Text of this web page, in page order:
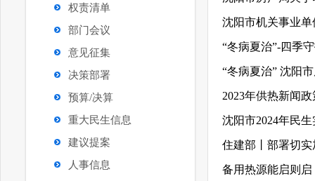
权责清单
部门会议
意见征集
决策部署
预算/决算
重大民生信息
建议提案
人事信息
沈阳市机关事业
“冬病夏治”-四季
“冬病夏治” 沈阳
2023年供热新闻
沈阳市2024年民